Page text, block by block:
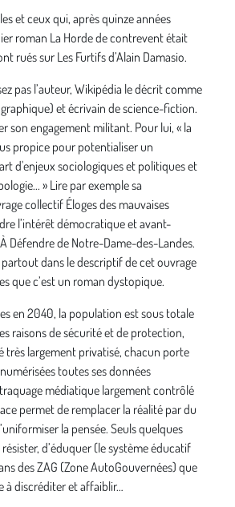
et ceux qui, après quinze années
roman La Horde de contrevent était
rués sur Les Furtifs d’Alain Damasio.
pas l’auteur, Wikipédia le décrit comme
et écrivain de science-fiction.
son engagement militant. Pour lui, « la
propice pour potentialiser un
d'enjeux sociologiques et politiques et
» Lire par exemple sa
collectif Éloges des mauvaises
l’intérêt démocratique et avant-
Défendre de Notre-Dame-des-Landes.
dans le descriptif de cet ouvrage
que c’est un roman dystopique.
en 2040, la population est sous totale
raisons de sécurité et de protection,
très largement privatisé, chacun porte
toutes ses données
médiatique largement contrôlé
permet de remplacer la réalité par du
la pensée. Seuls quelques
d’éduquer (le système éducatif
des ZAG (Zone AutoGouvernées) que
à discréditer et affaiblir…